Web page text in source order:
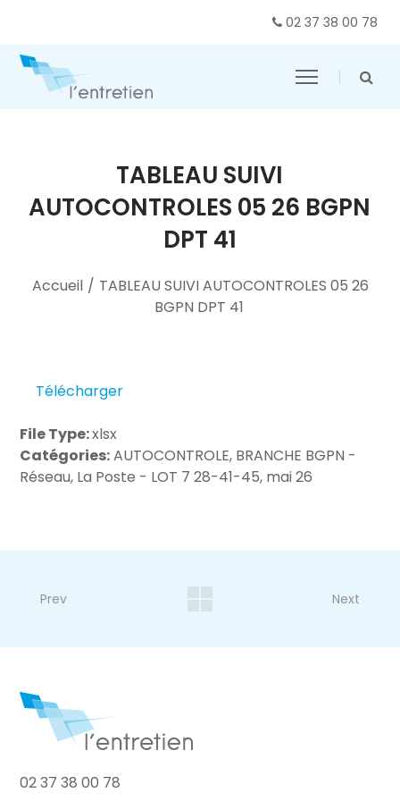
02 37 38 00 78
TABLEAU SUIVI
AUTOCONTROLES 05 26 BGPN
DPT 41
Accueil / TABLEAU SUIVI AUTOCONTROLES 05 26
BGPN DPT 41
Télécharger
File Type:xlsx
Catégories:AUTOCONTROLE, BRANCHE BGPN -
Réseau, La Poste - LOT 7 28-41-45, mai 26
Prev Next
02 37 38 00 78